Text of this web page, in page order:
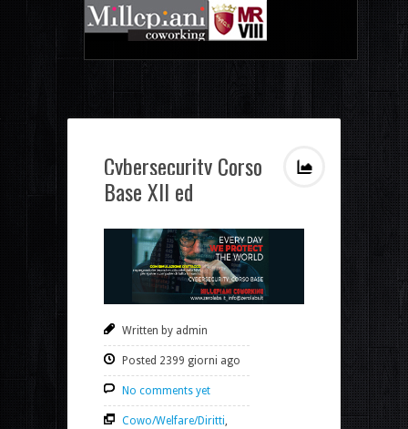
Cybersecurity Corso
Base XII ed
Written by admin
Posted 2399 giorni ago
No comments yet
Cowo/Welfare/Diritti